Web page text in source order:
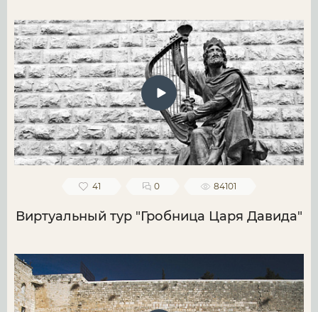
41 0 84101
Виртуальный тур "Гробница Царя Давида"